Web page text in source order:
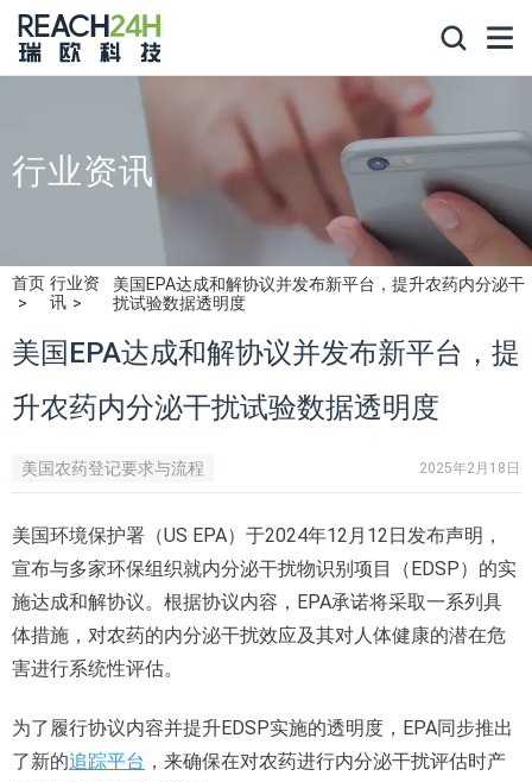
行业资讯
首页 行业资
讯
美国EPA达成和解协议并发布新平台，提升农药内分泌干
扰试验数据透明度
美国EPA达成和解协议并发布新平台，提
升农药内分泌干扰试验数据透明度
美国农药登记要求与流程 2025年2月18日
美国环境保护署（US EPA）于2024年12月12日发布声明，
宣布与多家环保组织就内分泌干扰物识别项目（EDSP）的实
施达成和解协议。根据协议内容，EPA承诺将采取一系列具
体措施，对农药的内分泌干扰效应及其对人体健康的潜在危
害进行系统性评估。
为了履行协议内容并提升EDSP实施的透明度，EPA同步推出
了新的追踪平台 ，来确保在对农药进行内分泌干扰评估时产